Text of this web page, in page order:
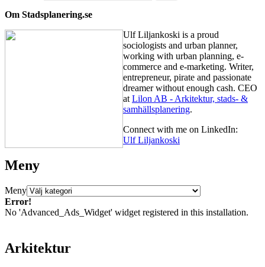
Om Stadsplanering.se
Ulf Liljankoski is a proud
sociologists and urban planner,
working with urban planning, e-
commerce and e-marketing. Writer,
entrepreneur, pirate and passionate
dreamer without enough cash. CEO
at Lilon AB - Arkitektur, stads- &
samhällsplanering.
Connect with me on LinkedIn:
Ulf Liljankoski
Meny
Meny
Error!
No 'Advanced_Ads_Widget' widget registered in this installation.
Arkitektur